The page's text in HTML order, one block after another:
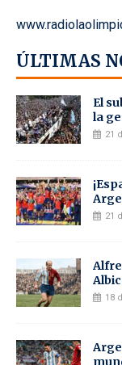
ÚLTIMAS
El
la
21
21
18